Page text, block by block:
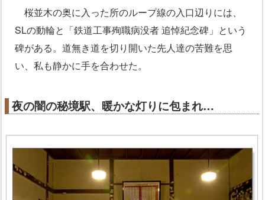
桜並木の奥に入った所のループ線の入口辺りには、
SLの動輪と「鉄道工事殉職病没者 追悼紀念碑」という
碑がある。道無き道を切り開いた先人達の苦難を思
い、私も静かに手を合わせた。
夜の闇の秘境駅、暖かな灯りに包まれ…